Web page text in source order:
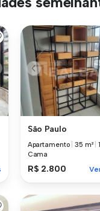
São Paulo
Apartamento |35 m² |1
Cama
R$ 2.800